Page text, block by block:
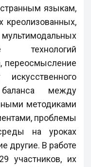
языкам,
креолизованных,
технологий
переосмысление
между
методиками
проблемы
на уроках
другие. В работе
участников, их